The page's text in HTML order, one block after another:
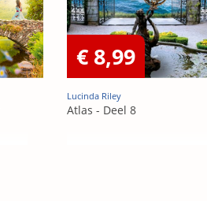
€ 8,99
Lucinda Riley
Atlas - Deel 8